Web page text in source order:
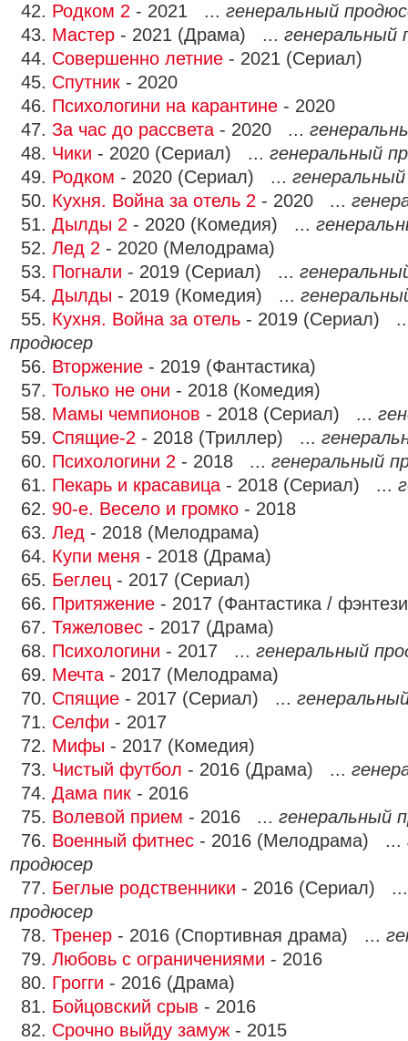
42. Родком 2 - 2021 ... генеральный
43. Мастер - 2021 (Драма) ... генеральный
44. Совершенно летние - 2021 (Сериал)
45. Спутник - 2020
46. Психологини на карантине - 2020
47. За час до рассвета - 2020 ...
48. Чики - 2020 (Сериал) ... генеральный
49. Родком - 2020 (Сериал) ...
50. Кухня. Война за отель 2 - 2020 ...
51. Дылды 2 - 2020 (Комедия) ...
52. Лед 2 - 2020 (Мелодрама)
53. Погнали - 2019 (Сериал) ...
54. Дылды - 2019 (Комедия) ...
55. Кухня. Война за отель - 2019 (Сериал)
продюсер
56. Вторжение - 2019 (Фантастика)
57. Только не они - 2018 (Комедия)
58. Мамы чемпионов - 2018 (Сериал) ...
59. Спящие-2 - 2018 (Триллер) ...
60. Психологини 2 - 2018 ... генеральный
61. Пекарь и красавица - 2018 (Сериал) ...
62. 90-е. Весело и громко - 2018
63. Лед - 2018 (Мелодрама)
64. Купи меня - 2018 (Драма)
65. Беглец - 2017 (Сериал)
66. Притяжение - 2017 (Фантастика /
67. Тяжеловес - 2017 (Драма)
68. Психологини - 2017 ... генеральный
69. Мечта - 2017 (Мелодрама)
70. Спящие - 2017 (Сериал) ...
71. Селфи - 2017
72. Мифы - 2017 (Комедия)
73. Чистый футбол - 2016 (Драма) ...
74. Дама пик - 2016
75. Волевой прием - 2016 ... генеральный
76. Военный фитнес - 2016 (Мелодрама) ...
продюсер
77. Беглые родственники - 2016 (Сериал)
продюсер
78. Тренер - 2016 (Спортивная драма) ...
79. Любовь с ограничениями - 2016
80. Грогги - 2016 (Драма)
81. Бойцовский срыв - 2016
82. Срочно выйду замуж - 2015